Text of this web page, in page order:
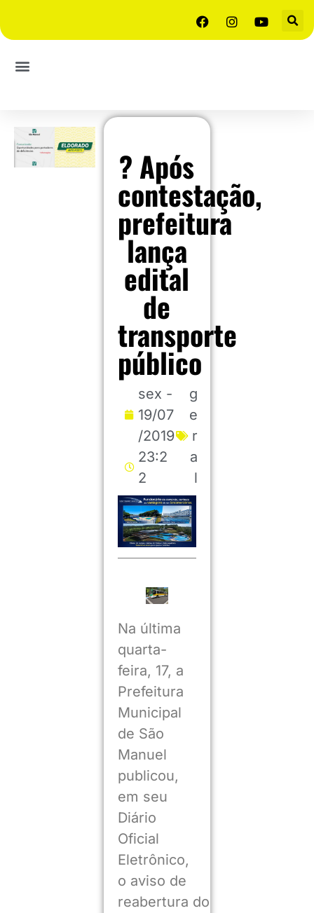
? Após
contestação,
prefeitura
lança
edital
de
transporte
público
sex -
19/07
/2019
23:2
2
g
e
r
a
l
Na última
quarta-
feira, 17, a
Prefeitura
Municipal
de São
Manuel
publicou,
em seu
Diário
Oficial
Eletrônico,
o aviso de
reabertura do